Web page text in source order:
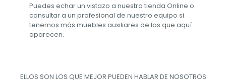
Puedes echar un vistazo a nuestra tienda Online o
consultar a un profesional de nuestro equipo si
tenemos más muebles auxiliares de los que aquí
aparecen.
ELLOS SON LOS QUE MEJOR PUEDEN HABLAR DE NOSOTROS